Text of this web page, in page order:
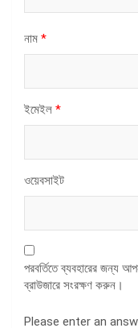
নাম *
ইমেইল *
ওয়েবসাইট
পরবর্তিতে ব্যবহারের জন্য
ব্রাউজারে সংরক্ষণ করুন।
Please enter an